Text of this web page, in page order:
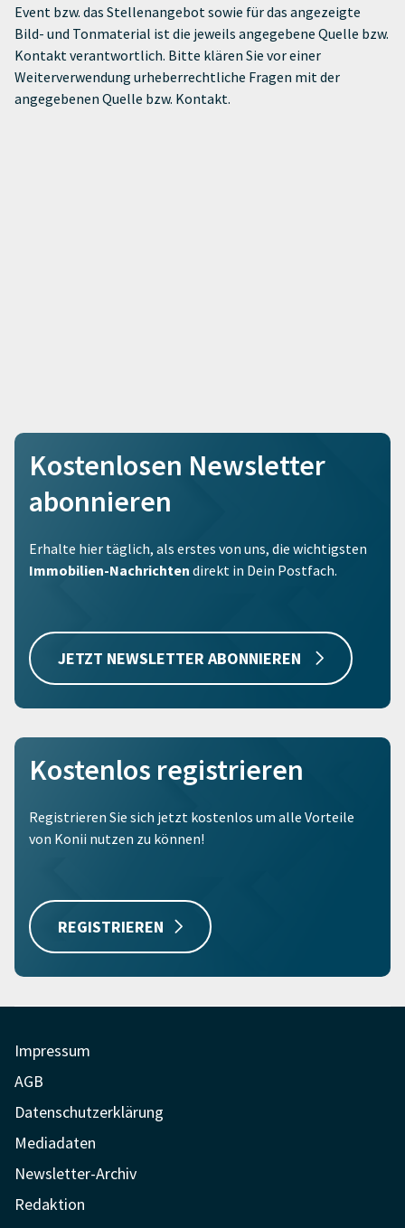
Event bzw. das Stellenangebot sowie für das angezeigte
Bild- und Tonmaterial ist die jeweils angegebene Quelle bzw.
Kontakt verantwortlich. Bitte klären Sie vor einer
Weiterverwendung urheberrechtliche Fragen mit der
angegebenen Quelle bzw. Kontakt.
Kostenlosen Newsletter
abonnieren
Erhalte hier täglich, als erstes von uns, die wichtigsten
Immobilien-Nachrichten direkt in Dein Postfach.
JETZT NEWSLETTER ABONNIEREN
Kostenlos registrieren
Registrieren Sie sich jetzt kostenlos um alle Vorteile
von Konii nutzen zu können!
REGISTRIEREN
Impressum
AGB
Datenschutzerklärung
Mediadaten
Newsletter-Archiv
Redaktion